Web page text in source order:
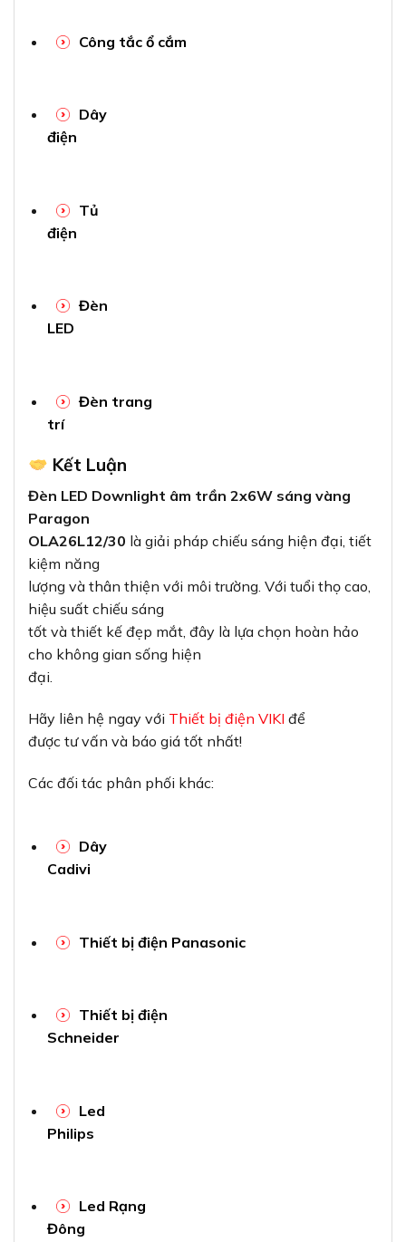
Công tắc ổ cắm
Dây
điện
Tủ
điện
Đèn
LED
Đèn trang
trí
Kết Luận
Đèn LED Downlight âm trần 2x6W sáng vàng
Paragon
OLA26L12/30 là giải pháp chiếu sáng hiện đại, tiết
kiệm năng
lượng và thân thiện với môi trường. Với tuổi thọ cao,
hiệu suất chiếu sáng
tốt và thiết kế đẹp mắt, đây là lựa chọn hoàn hảo
cho không gian sống hiện
đại.
Hãy liên hệ ngay với Thiết bị điện VIKI để
được tư vấn và báo giá tốt nhất!
Các đối tác phân phối khác:
Dây
Cadivi
Thiết bị điện Panasonic
Thiết bị điện
Schneider
Led
Philips
Led Rạng
Đông